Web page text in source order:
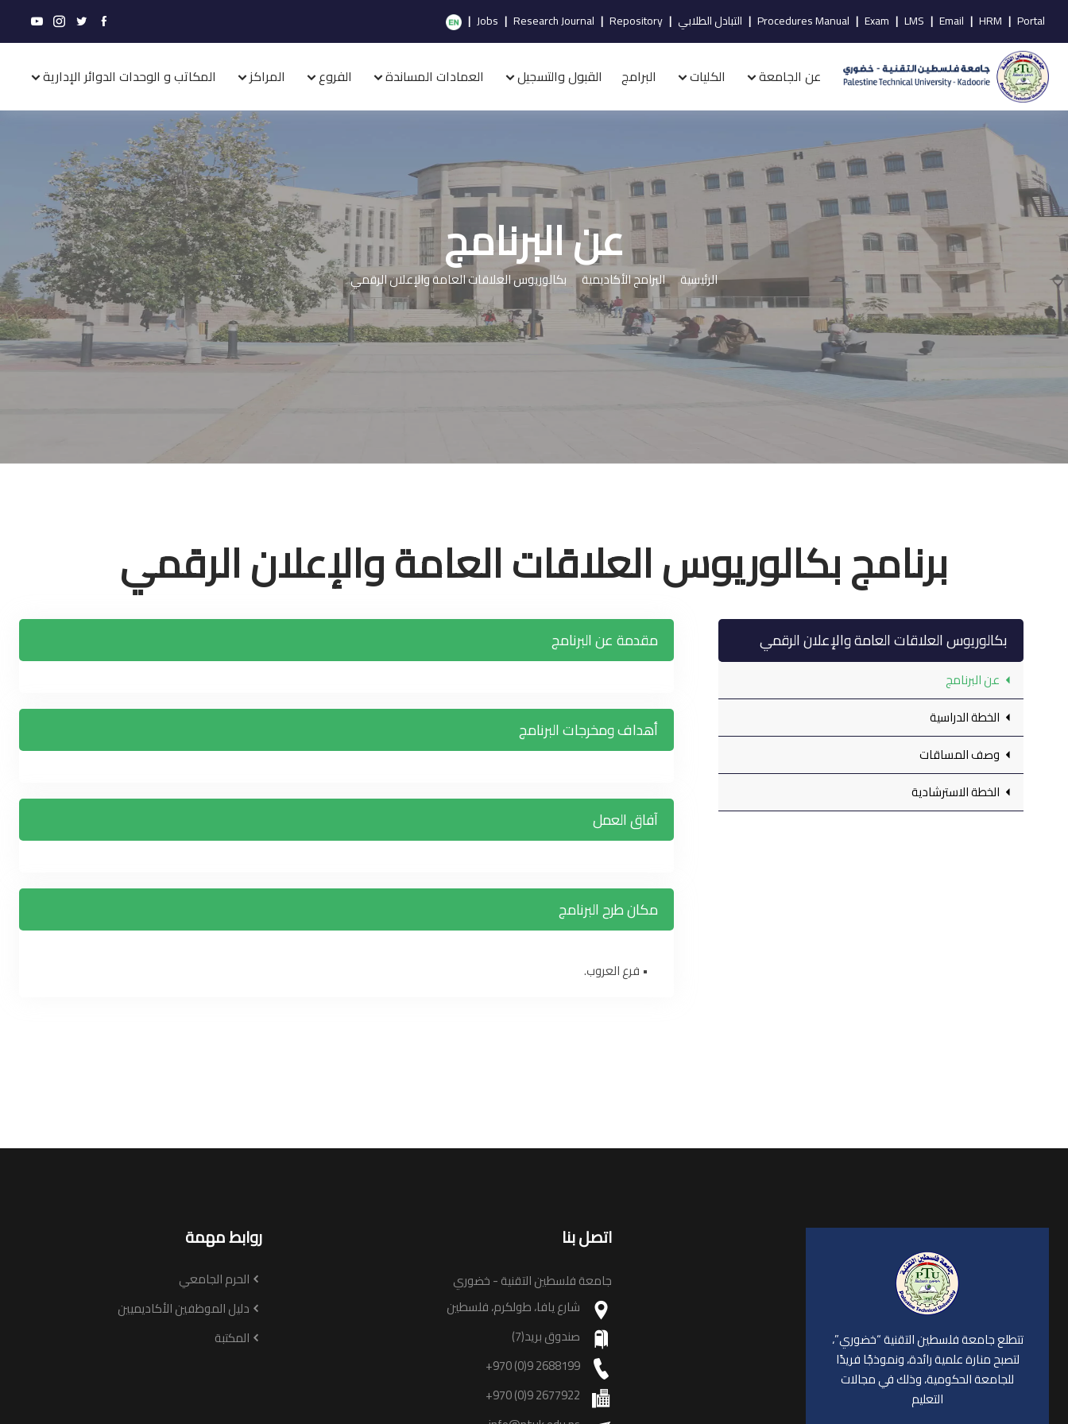
Portal
|
HRM
|
Email
|
LMS
|
Exam
|
Procedures Manual
| التبادل الطلابي |
Repository
|
Research Journal
|
Jobs
|
عن الجامعة الكليات البرامج القبول والتسجيل العمادات المساندة الفروع المراكز المكاتب و الوحدات الدوائر الإدارية
عن البرنامج
الرئيسية البرامج الأكاديمية بكالوريوس العلاقات العامة والإعلان الرقمي
برنامج بكالوريوس العلاقات العامة والإعلان الرقمي
بكالوريوس العلاقات العامة والإعلان الرقمي
عن البرنامج
الخطة الدراسية
وصف المساقات
الخطة الاسترشادية
مقدمة عن البرنامج
أهداف ومخرجات البرنامج
آفاق العمل
مكان طرح البرنامج
• فرع العروب.
تتطلع جامعة فلسطين التقنية “خضوري”،
لتصبح منارة علمية رائدة، ونموذجًا فريدًا
للجامعة الحكومية، وذلك في مجالات
التعليم
اتصل بنا
جامعة فلسطين التقنية - خضوري
شارع يافا، طولكرم، فلسطين
صندوق بريد(7)
+970 (0)9 2688199
+970 (0)9 2677922
روابط مهمة
الحرم الجامعي
دليل الموظفين الأكاديميين
المكتبة